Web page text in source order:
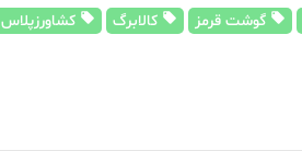
گوشت قرمز کالابرگ
کشاورزپلاس